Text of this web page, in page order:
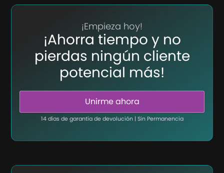
¡Empieza hoy!
¡Ahorra tiempo y no
pierdas ningún cliente
potencial más!
Unirme ahora
14 días de garantía de devolución | Sin Permanencia